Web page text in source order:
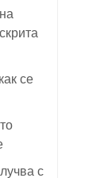
се
с